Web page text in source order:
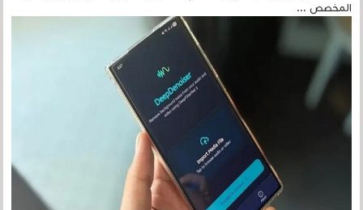
المخصص ...